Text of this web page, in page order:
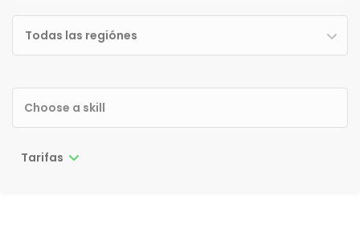
Todas las regiónes
Tarifas